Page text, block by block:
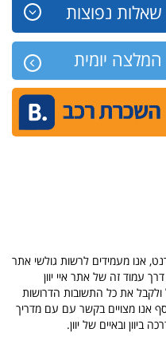
שאלות נפוצות
המלצה יומית
אנו מעמידים לרשות גולשי אתר
דרך עמוד זה של אתר איי יוון
ולקבל את כל התשובות הדרושות
אנו מצויים בקשר עם עם מדריך
ביוון ובאיים של יוון.